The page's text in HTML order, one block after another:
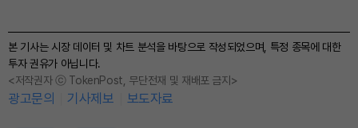
본 기사는 시장 데이터 및 차트 분석을 바탕으로 작성되었으며, 특정 종목에 대한
투자 권유가 아닙니다.
<저작권자 ⓒ TokenPost, 무단전재 및 재배포 금지>
광고문의 기사제보 보도자료